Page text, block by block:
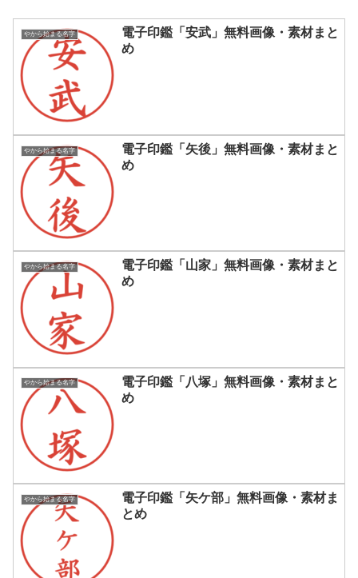
やから始まる名字
電子印鑑「安武」無料画像・素材まと
め
やから始まる名字
電子印鑑「矢後」無料画像・素材まと
め
やから始まる名字
電子印鑑「山家」無料画像・素材まと
め
やから始まる名字
電子印鑑「八塚」無料画像・素材まと
め
やから始まる名字
電子印鑑「矢ケ部」無料画像・素材ま
とめ